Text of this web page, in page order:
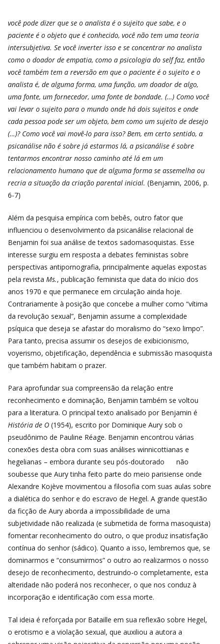
você pode dizer que se o analista é o sujeito que sabe, e o
paciente é o objeto que é conhecido, você não tem uma teoria
intersubjetiva. Se você inverter isso e se concentrar no analista
como o doador de empatia, como a psicologia do self faz, então
você também tem a reversão em que o paciente é o sujeito e o
analista é, de alguma forma, uma função, um doador de algo,
uma fonte, um fornecedor, uma fonte de bondade. (…) Como você
vai levar o sujeito para o mundo onde há dois sujeitos e onde
cada pessoa pode ser um objeto, bem como um sujeito de desejo
(…)? Como você vai movê-lo para isso? Bem, em certo sentido, a
psicanálise não é sobre já estarmos lá, a psicanálise é sobre
tentarmos encontrar nosso caminho até lá em um
relacionamento humano que de alguma forma se assemelha ou
recria a situação da criação parental inicial. (Benjamin, 2006, p.
6-7)
Além da pesquisa empírica com bebês, outro fator que
influenciou o desenvolvimento da psicanálise relacional de
Benjamin foi sua análise de textos sadomasoquistas. Esse
interesse surgiu em resposta a debates feministas sobre
perspectivas antipornografia, principalmente aquelas expostas
pela revista Ms., publicação feminista que data do início dos
anos 1970 e que permanece em circulação ainda hoje.
Contrariamente à posição que concebe a mulher como “vítima
da revolução sexual”, Benjamin assume a complexidade
psíquica que deseja se afastar do moralismo do “sexo limpo”.
Para tanto, precisa assumir os desejos de exibicionismo,
voyerismo, objetificação, dependência e submissão masoquista
que também habitam o prazer.
Para aprofundar sua compreensão da relação entre
reconhecimento e dominação, Benjamin também se voltou
para a literatura. O principal texto analisado por Benjamin é
História de O (1954), escrito por Dominique Aury sob o
pseudônimo de Pauline Réage. Benjamin encontrou várias
conexões desta obra com suas análises winnicottianas e
hegelianas – embora durante seu pós-doutorado
não
soubesse que Aury tinha feito parte do meio parisiense onde
Alexandre Kojève movimentou a filosofia com suas aulas sobre
a dialética do senhor e do escravo de Hegel. A grande questão
da ficção de Aury aborda a impossibilidade de uma
subjetividade não realizada (e submetida de forma masoquista)
fomentar reconhecimento do outro, o que produz insatisfação
contínua do senhor (sádico). Quanto a isso, lembremos que, se
dominarmos e “consumirmos” o outro ao realizarmos o nosso
desejo de reconhecimento, destruindo-o completamente, esta
alteridade não poderá nos reconhecer, o que nos conduz à
incorporação e identificação com essa morte.
Tal ideia é reforçada por Bataille em sua reflexão sobre Hegel,
o erotismo e a violação sexual, que auxiliou a autora a